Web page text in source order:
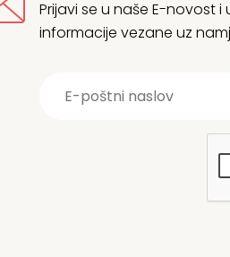
Prijavi se u naše E-novost
informacije vezane uz